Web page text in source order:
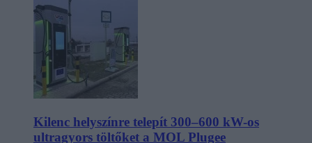
Kilenc helyszínre telepít 300–600 kW-os
ultragyors töltőket a MOL Plugee